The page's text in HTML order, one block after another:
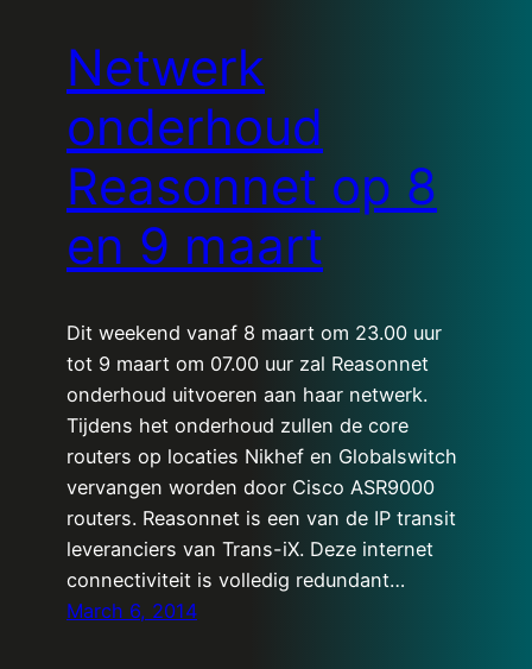
Netwerk
onderhoud
Reasonnet op 8
en 9 maart
Dit weekend vanaf 8 maart om 23.00 uur
tot 9 maart om 07.00 uur zal Reasonnet
onderhoud uitvoeren aan haar netwerk.
Tijdens het onderhoud zullen de core
routers op locaties Nikhef en Globalswitch
vervangen worden door Cisco ASR9000
routers. Reasonnet is een van de IP transit
leveranciers van Trans-iX. Deze internet
connectiviteit is volledig redundant…
March 6, 2014